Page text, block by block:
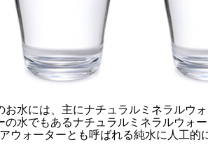
お水には、主にナチュラルミネラルウ
の水でもあるナチュラルミネラルウォ
ウォーターとも呼ばれる純水に人工